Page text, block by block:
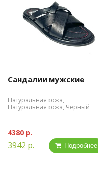
Сандалии мужские
Натуральная кожа,
Натуральная кожа, Черный
4380 р.
3942 р. Подробнее